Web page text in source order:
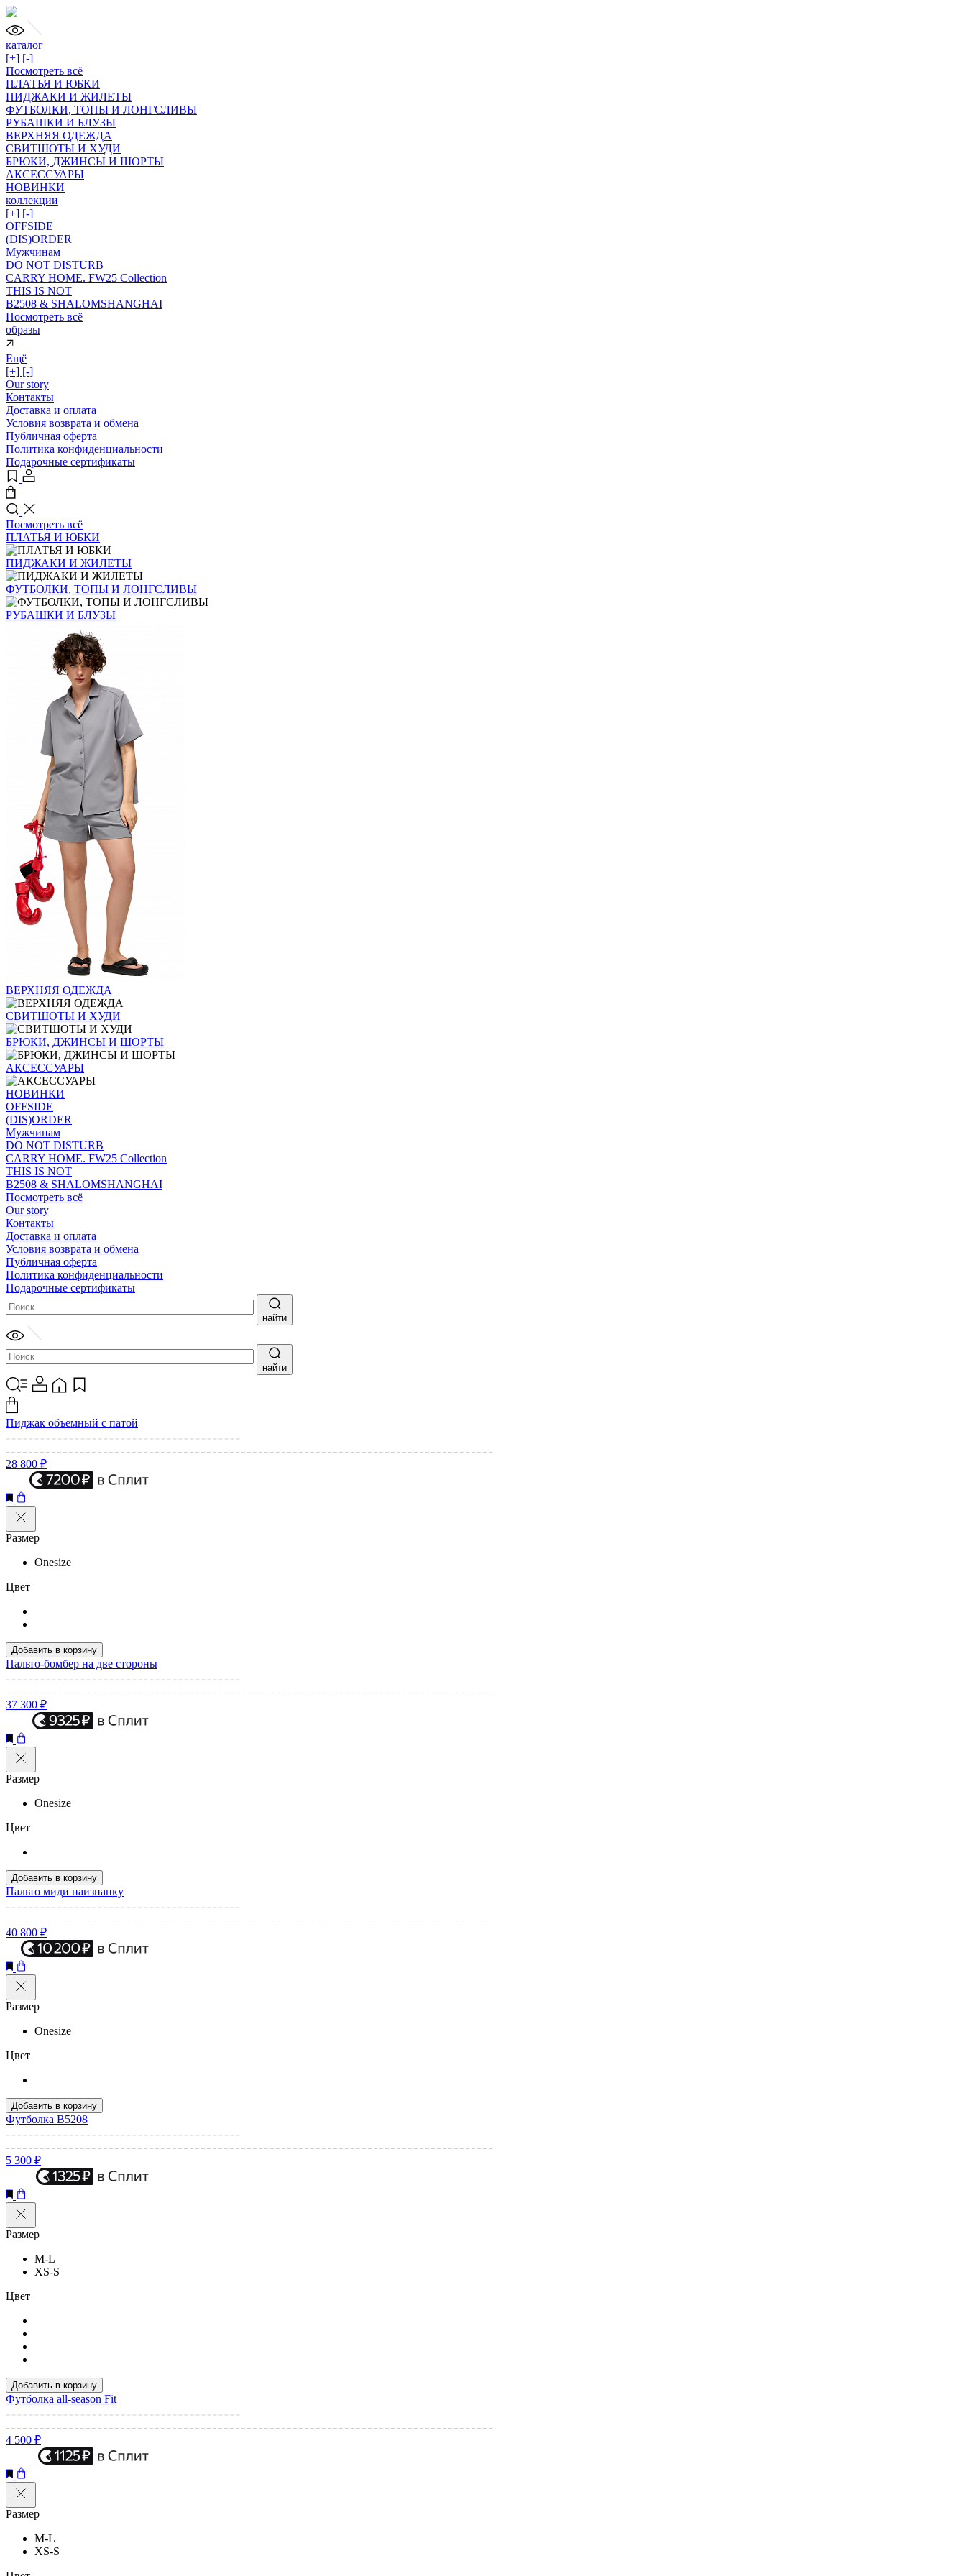
каталог
[+] [-]
Посмотреть всё
ПЛАТЬЯ И ЮБКИ
ПИДЖАКИ И ЖИЛЕТЫ
ФУТБОЛКИ, ТОПЫ И ЛОНГСЛИВЫ
РУБАШКИ И БЛУЗЫ
ВЕРХНЯЯ ОДЕЖДА
СВИТШОТЫ И ХУДИ
БРЮКИ, ДЖИНСЫ И ШОРТЫ
АКСЕССУАРЫ
НОВИНКИ
коллекции
[+] [-]
OFFSIDE
(DIS)ORDER
Мужчинам
DO NOT DISTURB
CARRY HOME. FW25 Collection
THIS IS NOT
B2508 & SHALOMSHANGHAI
Посмотреть всё
образы
Ещё
[+] [-]
Our story
Контакты
Доставка и оплата
Условия возврата и обмена
Публичная оферта
Политика конфиденциальности
Подарочные сертификаты
Посмотреть всё
ПЛАТЬЯ И ЮБКИ
ПИДЖАКИ И ЖИЛЕТЫ
ФУТБОЛКИ, ТОПЫ И ЛОНГСЛИВЫ
РУБАШКИ И БЛУЗЫ
ВЕРХНЯЯ ОДЕЖДА
СВИТШОТЫ И ХУДИ
БРЮКИ, ДЖИНСЫ И ШОРТЫ
АКСЕССУАРЫ
НОВИНКИ
OFFSIDE
(DIS)ORDER
Мужчинам
DO NOT DISTURB
CARRY HOME. FW25 Collection
THIS IS NOT
B2508 & SHALOMSHANGHAI
Посмотреть всё
Our story
Контакты
Доставка и оплата
Условия возврата и обмена
Публичная оферта
Политика конфиденциальности
Подарочные сертификаты
найти
найти
Пиджак объемный с патой
28 800 ₽
Размер
Onesize
Цвет
Добавить в корзину
Пальто-бомбер на две стороны
37 300 ₽
Размер
Onesize
Цвет
Добавить в корзину
Пальто миди наизнанку
40 800 ₽
Размер
Onesize
Цвет
Добавить в корзину
Футболка B5208
5 300 ₽
Размер
M-L
XS-S
Цвет
Добавить в корзину
Футболка all-season Fit
4 500 ₽
Размер
M-L
XS-S